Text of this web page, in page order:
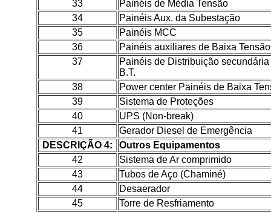
33
Painéis de Média Tensão
34
Painéis Aux. da Subestação
35
Painéis MCC
36
Painéis auxiliares de Baixa Tensão
37
Painéis de Distribuição secundária
B.T.
38
Power center Painéis de Baixa
39
Sistema de Proteções
40
UPS (Non-break)
41
Gerador Diesel de Emergência
DESCRIÇÃO 4:
Outros Equipamentos
42
Sistema de Ar comprimido
43
Tubos de Aço (Chaminé)
44
Desaerador
45
Torre de Resfriamento